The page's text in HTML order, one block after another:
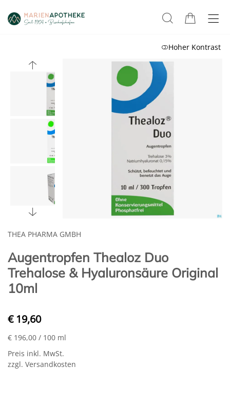
Hoher Kontrast
THEA PHARMA GMBH
Augentropfen Thealoz Duo
Trehalose & Hyaluronsäure Original
10ml
€ 19,60
€ 196,00 / 100 ml
Preis inkl. MwSt.
zzgl. Versandkosten